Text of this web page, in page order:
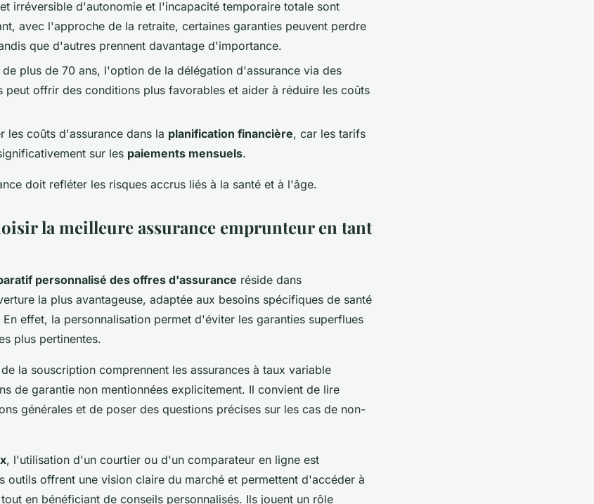
irréversible d'autonomie et l'incapacité temporaire totale sont
avec l'approche de la retraite, certaines garanties peuvent perdre
que d'autres prennent davantage d'importance.
de plus de 70 ans, l'option de la délégation d'assurance via des
peut offrir des conditions plus favorables et aider à réduire les coûts
les coûts d'assurance dans la planification financière, car les tarifs
sur les paiements mensuels.
doit refléter les risques accrus liés à la santé et à l'âge.
la meilleure assurance emprunteur en tant
personnalisé des offres d'assurance réside dans
la plus avantageuse, adaptée aux besoins spécifiques de santé
effet, la personnalisation permet d'éviter les garanties superflues
plus pertinentes.
la souscription comprennent les assurances à taux variable
de garantie non mentionnées explicitement. Il convient de lire
générales et de poser des questions précises sur les cas de non-
, l'utilisation d'un courtier ou d'un comparateur en ligne est
outils offrent une vision claire du marché et permettent d'accéder à
en bénéficiant de conseils personnalisés. Ils jouent un rôle